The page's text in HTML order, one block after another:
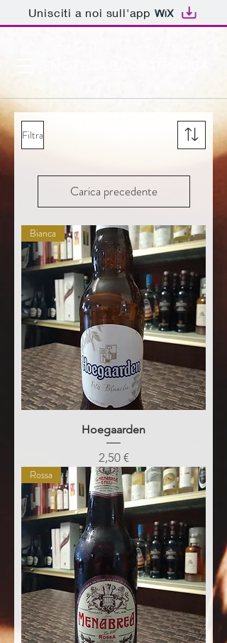
Unisciti a noi sull'app
Filtra
Carica precedente
Bianca
Hoegaarden
Prezzo
2,50 €
Rossa